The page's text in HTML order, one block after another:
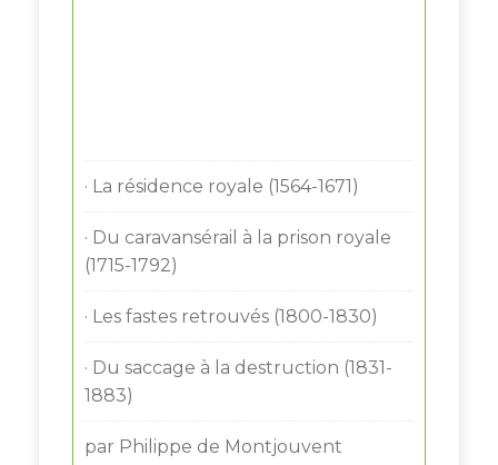
· La résidence royale (1564-1671)
· Du caravansérail à la prison royale
(1715-1792)
· Les fastes retrouvés (1800-1830)
· Du saccage à la destruction (1831-
1883)
par Philippe de Montjouvent